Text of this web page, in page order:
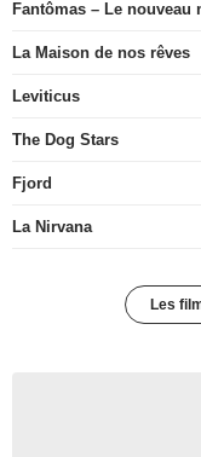
Fantômas – Le nouveau
La Maison de nos rêves
Leviticus
The Dog Stars
Fjord
La Nirvana
Les